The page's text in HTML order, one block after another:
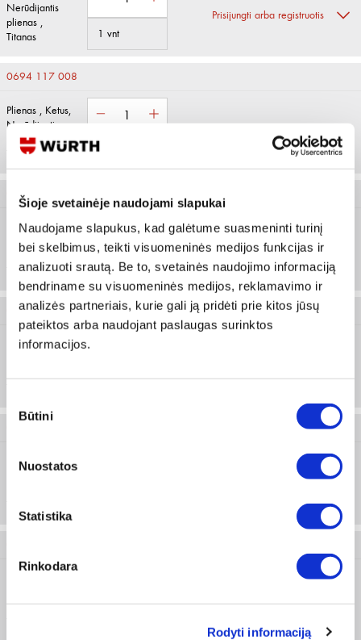
Šioje svetainėje naudojami slapukai
Naudojame slapukus, kad galėtume suasmeninti turinį
bei skelbimus, teikti visuomeninės medijos funkcijas ir
analizuoti srautą. Be to, svetainės naudojimo informaciją
bendriname su visuomeninės medijos, reklamavimo ir
analizės partneriais, kurie gali ją pridėti prie kitos jūsų
pateiktos arba naudojant paslaugas surinktos
informacijos.
pasirinkimas
Būtini
Nuostatos
Statistika
Rinkodara
Rodyti informaciją
Nerūdijantis
plienas ,
Titanas
1 vnt
Prisijungti arba registruotis
0694 117 008
Plienas , Ketus,
Nerūdijantis
plienas ,
Titanas
1 vnt
Prisijungti arba registruotis
0694 117 010
Plienas , Ketus,
Nerūdijantis
Titanas
1 vnt
Prisijungti arba registruotis
0694 117 012
Plienas , Ketus,
Plienas , Ketus,
plienas ,